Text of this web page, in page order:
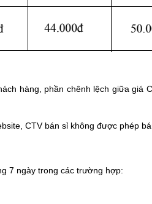
hàng, phần chênh lệch giữa giá
CTV bán sỉ không được phép
7 ngày trong các trường hợp: